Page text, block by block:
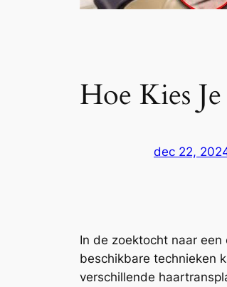
Hoe Kies
dec 22,
In de zoektocht naar
beschikbare technieken
verschillende